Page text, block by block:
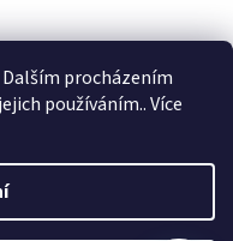
procházením
používáním.. Více